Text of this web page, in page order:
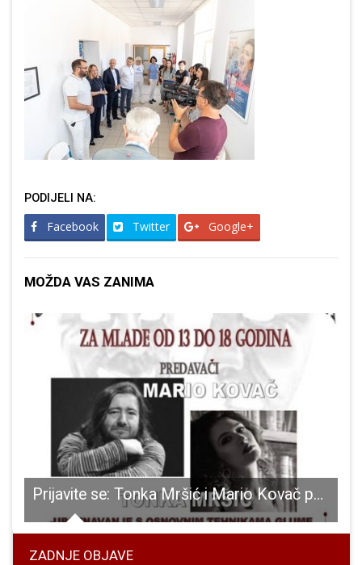
PODIJELI NA:
Facebook Twitter Google+
MOŽDA VAS ZANIMA
Prijavite se: Tonka Mršić i Mario Kovač podučavat će mlade Gospićane glumu
ZADNJE OBJAVE